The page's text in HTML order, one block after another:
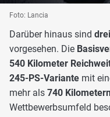
Foto: Lancia
Darüber hinaus sind
vorgesehen. Die
540 Kilometer
245-PS-Variante mit
mehr als 740
Wettbewerbsumfeld